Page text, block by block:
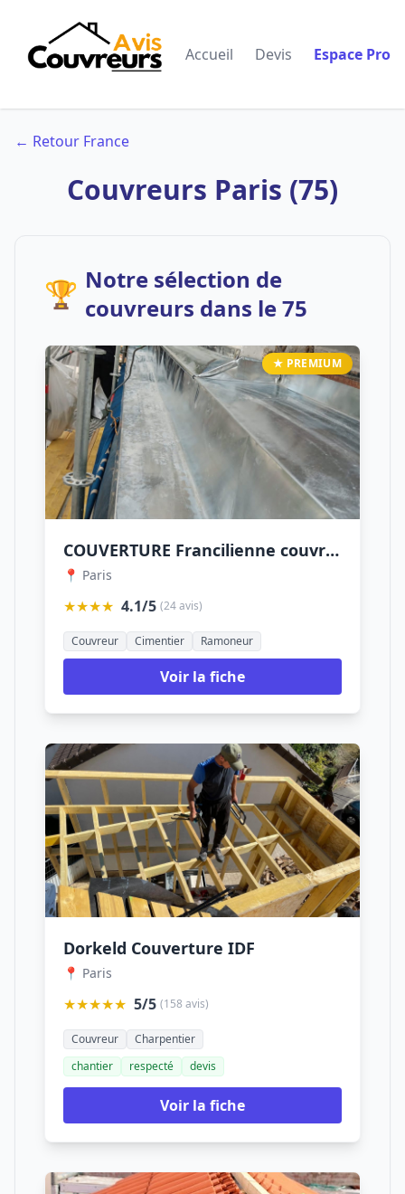
Accueil Devis Espace Pro
← Retour France
Couvreurs Paris (75)
🏆 Notre sélection de
couvreurs dans le 75
★ PREMIUM
COUVERTURE Francilienne couvreur paris dépannage fuite toiture 75
📍 Paris
★★★★ 4.1/5 (24 avis)
Couvreur Cimentier Ramoneur
Voir la fiche
Dorkeld Couverture IDF
📍 Paris
★★★★★ 5/5 (158 avis)
Couvreur
Charpentier
chantier
respecté devis
Voir la fiche